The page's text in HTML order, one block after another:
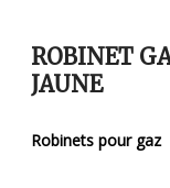
ROBINET
JAUNE
Robinets pour gaz